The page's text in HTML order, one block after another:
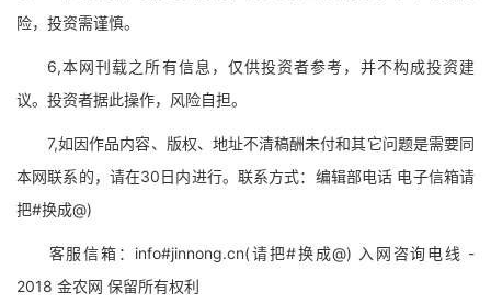
险，投资需谨慎。
6,本网刊载之所有信息，仅供投资者参考，并不构成投资建
议。投资者据此操作，风险自担。
7,如因作品内容、版权、地址不清稿酬未付和其它问题是需要同
本网联系的，请在30日内进行。联系方式：编辑部电话 电子信箱请
把#换成@)
客服信箱：info#jinnong.cn(请把#换成@) 入网咨询电线 -
2018 金农网 保留所有权利